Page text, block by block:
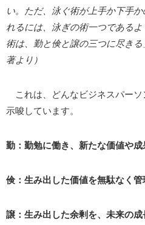
い。ただ、泳ぐ術が上手か下手
れるには、泳ぎの術一つである
術は、勤と倹と譲の三つに尽き
著より）
これは、どんなビジネスパーソ
示唆しています。
勤：勤勉に働き、新たな価値や成
倹：生み出した価値を無駄なく管
譲：生み出した余剰を、未来の